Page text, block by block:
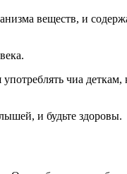
веществ, и
чиа
и будьте здоровы.